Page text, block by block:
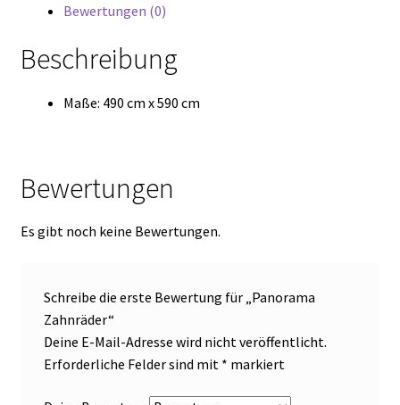
Warenkorb
Widerrufsbelehrung
Zahlungsarten
Bewertungen (0)
Beschreibung
Maße: 490 cm x 590 cm
Bewertungen
Es gibt noch keine Bewertungen.
Schreibe die erste Bewertung für „Panorama
Zahnräder“
Deine E-Mail-Adresse wird nicht veröffentlicht.
Erforderliche Felder sind mit * markiert